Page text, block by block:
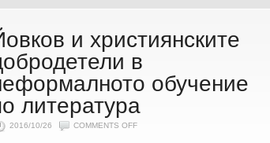
и християнските
в
обучение
литература
2016/10/26 COMMENTS OFFON